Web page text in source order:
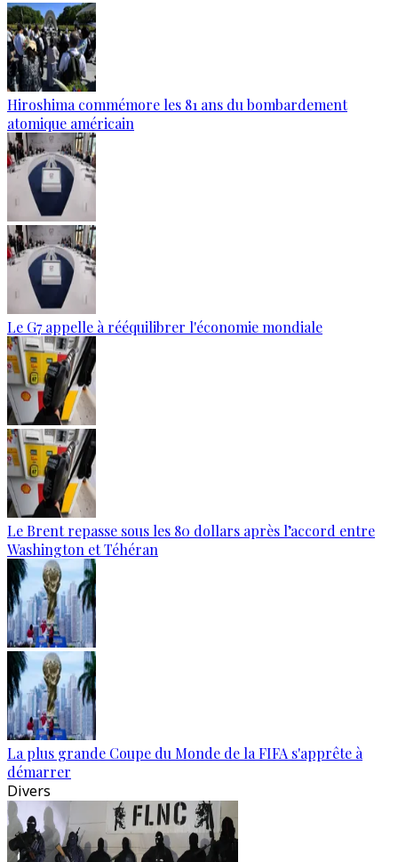
Hiroshima commémore les 81 ans du bombardement
atomique américain
Le G7 appelle à rééquilibrer l'économie mondiale
Le Brent repasse sous les 80 dollars après l’accord entre
Washington et Téhéran
La plus grande Coupe du Monde de la FIFA s'apprête à
démarrer
Divers